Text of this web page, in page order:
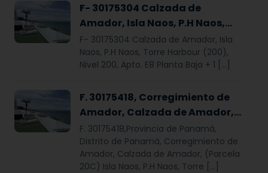
F- 30175304 Calzada de
Amador, Isla Naos, P.H Naos,
Torre Harbour (200), Nivel 200,
Apto. E8
F- 30175304 Calzada de Amador, Isla
Naos, P.H Naos, Torre Harbour (200),
Nivel 200, Apto. E8 Planta Baja + 1 […]
F. 30175418, Corregimiento de
Amador, Calzada de Amador,
(Parcela 20C) Isla Naos, P.H
Naos, Torre Naos (300), Nivel
900, Apto. NL8
F. 30175418,Provincia de Panamá,
Distrito de Panamá, Corregimiento de
Amador, Calzada de Amador, (Parcela
20C) Isla Naos, P.H Naos, Torre […]